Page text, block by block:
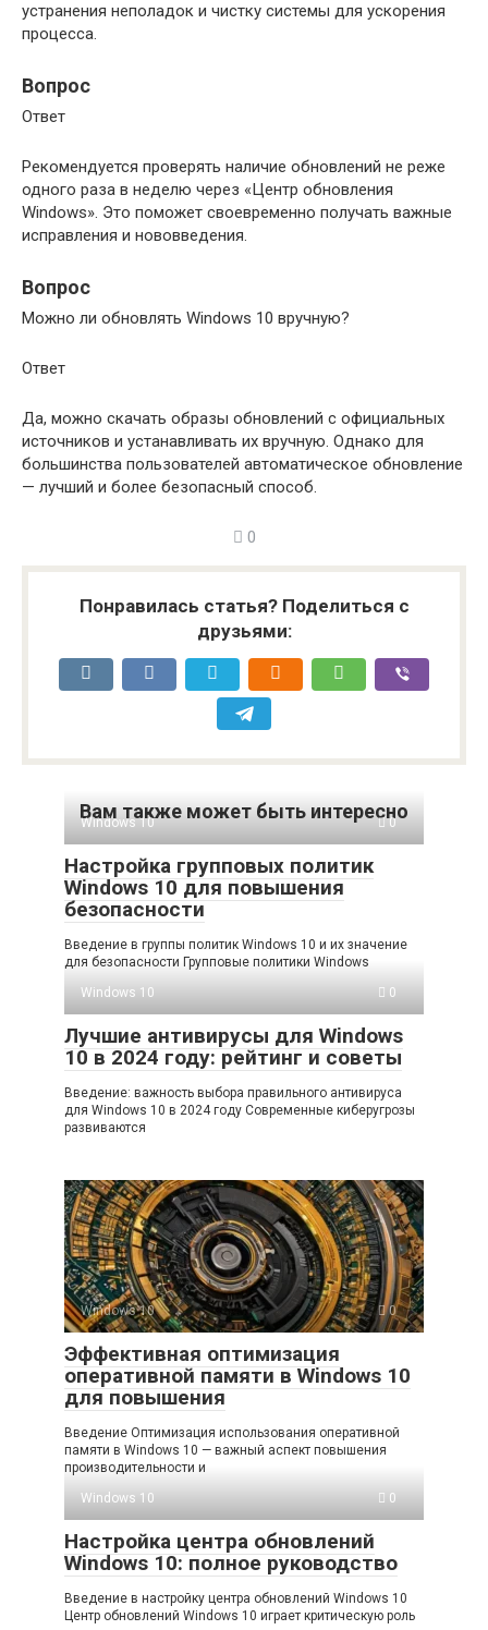
устранения неполадок и чистку системы для ускорения
процесса.
Вопрос
Ответ
Рекомендуется проверять наличие обновлений не реже
одного раза в неделю через «Центр обновления
Windows». Это поможет своевременно получать важные
исправления и нововведения.
Вопрос
Можно ли обновлять Windows 10 вручную?
Ответ
Да, можно скачать образы обновлений с официальных
источников и устанавливать их вручную. Однако для
большинства пользователей автоматическое обновление
— лучший и более безопасный способ.
0
Понравилась статья? Поделиться с
друзьями:
Вам также может быть интересно
Windows 10 0
Настройка групповых политик
Windows 10 для повышения
безопасности
Введение в группы политик Windows 10 и их значение
для безопасности Групповые политики Windows
Windows 10
0
Лучшие антивирусы для Windows
10 в 2024 году: рейтинг и советы
Введение: важность выбора правильного антивируса
для Windows 10 в 2024 году Современные киберугрозы
развиваются
Windows 10 0
Эффективная оптимизация
оперативной памяти в Windows 10
для повышения
Введение Оптимизация использования оперативной
памяти в Windows 10 — важный аспект повышения
производительности и
Windows 10
0
Настройка центра обновлений
Windows 10: полное руководство
Введение в настройку центра обновлений Windows 10
Центр обновлений Windows 10 играет критическую роль